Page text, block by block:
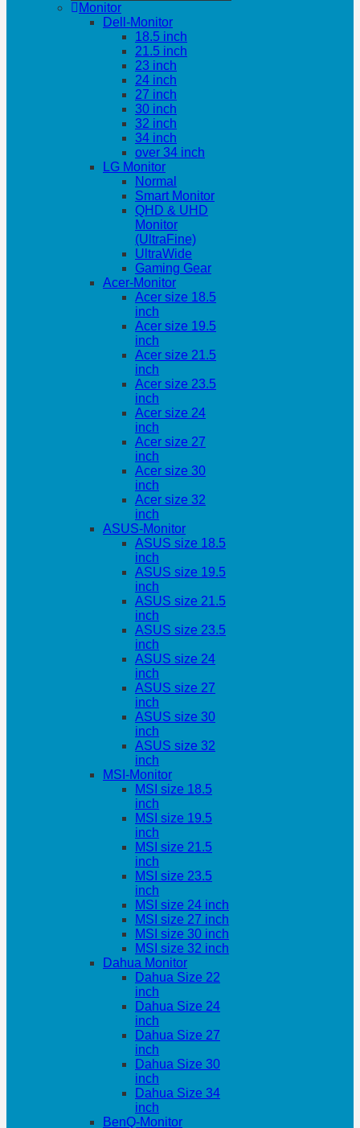
Monitor
Dell-Monitor
18.5 inch
21.5 inch
23 inch
24 inch
27 inch
30 inch
32 inch
34 inch
over 34 inch
LG Monitor
Normal
Smart Monitor
QHD & UHD
Monitor
(UltraFine)
UltraWide
Gaming Gear
Acer-Monitor
Acer size 18.5
inch
Acer size 19.5
inch
Acer size 21.5
inch
Acer size 23.5
inch
Acer size 24
inch
Acer size 27
inch
Acer size 30
inch
Acer size 32
inch
ASUS-Monitor
ASUS size 18.5
inch
ASUS size 19.5
inch
ASUS size 21.5
inch
ASUS size 23.5
inch
ASUS size 24
inch
ASUS size 27
inch
ASUS size 30
inch
ASUS size 32
inch
MSI-Monitor
MSI size 18.5
inch
MSI size 19.5
inch
MSI size 21.5
inch
MSI size 23.5
inch
MSI size 24 inch
MSI size 27 inch
MSI size 30 inch
MSI size 32 inch
Dahua Monitor
Dahua Size 22
inch
Dahua Size 24
inch
Dahua Size 27
inch
Dahua Size 30
inch
Dahua Size 34
inch
BenQ-Monitor